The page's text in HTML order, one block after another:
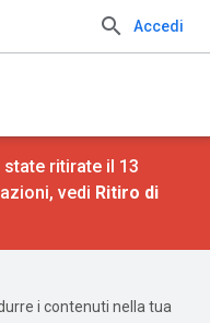
Accedi
ritirate il 13
vedi Ritiro di
i contenuti nella tua